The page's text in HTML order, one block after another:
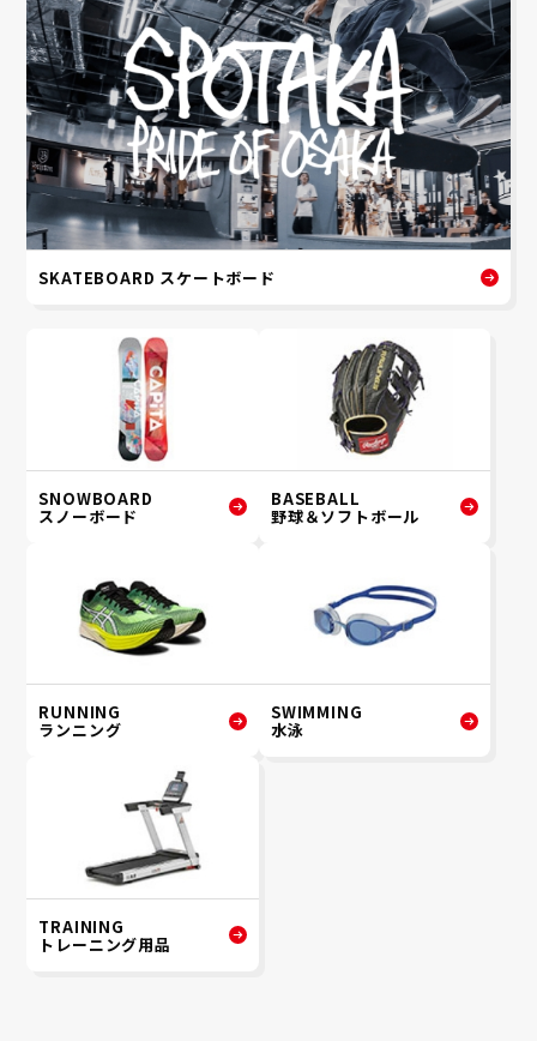
SKATEBOARD スケートボード
SNOWBOARD
スノーボード
BASEBALL
野球＆ソフトボール
RUNNING
ランニング
SWIMMING
水泳
TRAINING
トレーニング用品